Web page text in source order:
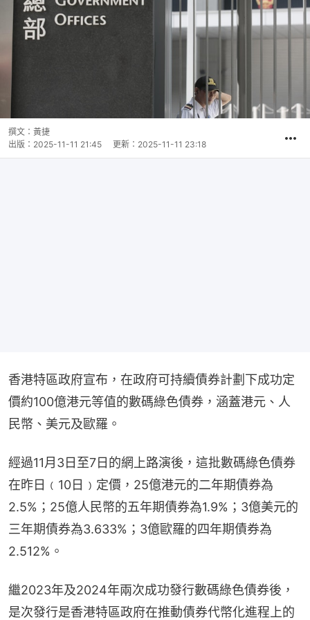
撰文： 黃捷
出版： 2025-11-11 21:45 更新： 2025-11-11 23:18
香港特區政府宣布，在政府可持續債券計劃下成功定
價約100億港元等值的數碼綠色債券，涵蓋港元、人
民幣、美元及歐羅。
經過11月3日至7日的網上路演後，這批數碼綠色債券
在昨日﹙10日﹚定價，25億港元的二年期債券為
2.5%；25億人民幣的五年期債券為1.9%；3億美元的
三年期債券為3.633%；3億歐羅的四年期債券為
2.512%。
繼2023年及2024年兩次成功發行數碼綠色債券後，
是次發行是香港特區政府在推動債券代幣化進程上的